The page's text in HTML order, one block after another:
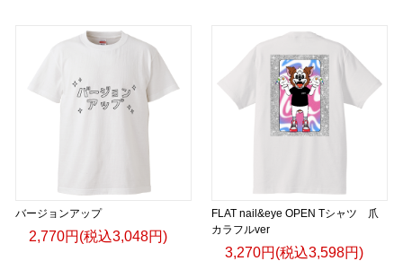
バージョンアップ
2,770円(税込3,048円)
FLAT nail&eye OPEN Tシャツ 爪
カラフルver
3,270円(税込3,598円)